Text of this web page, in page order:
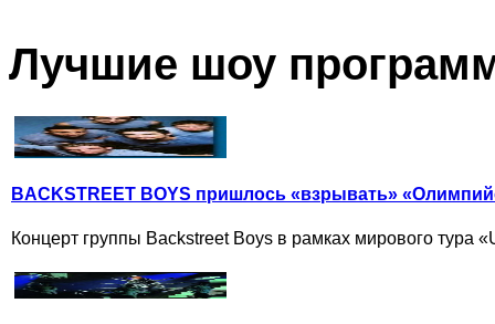
Лучшие шоу
BACKSTREET BOYS пришлось «взрывать»
Концерт группы Backstreet Boys в рамках мирового